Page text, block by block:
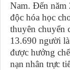
Nam. Đến năm
độc hóa học
thuyên chuyển
13.690 người
được hưởng
nạn nhân trực